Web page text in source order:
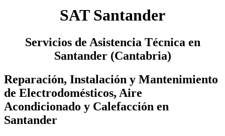
SAT Santander
Servicios de Asistencia Técnica en
Santander (Cantabria)
Reparación, Instalación y Mantenimiento
de Electrodomésticos, Aire
Acondicionado y Calefacción en
Santander